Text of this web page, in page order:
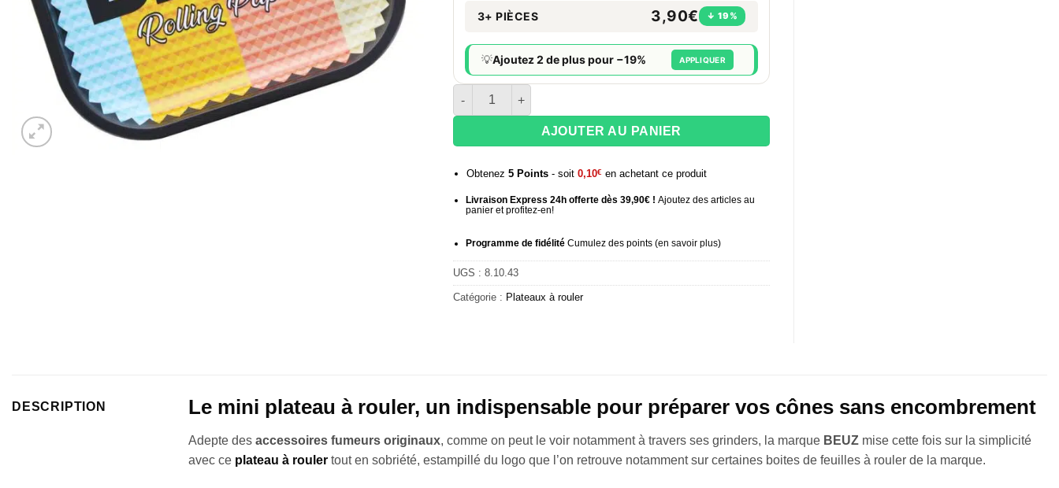
3+ PIÈCES 3,90€ ↓ 19%
💡Ajoutez 2 de plus pour −19% APPLIQUER
quantité de Mini Plateau à rouler en métal BEUZ - Blanc
AJOUTER AU PANIER
Obtenez 5Points- soit 0,10€ en achetant ce produit
Livraison Express 24h offerte dès 39,90€ ! Ajoutez des articles au
panier et profitez-en!
Programme de fidélitéCumulez des points (en savoir plus)
UGS : 8.10.43
Catégorie : Plateaux à rouler
DESCRIPTION Le mini plateau à rouler, un indispensable pour préparer vos cônes sans encombrement
Adepte des accessoires fumeurs originaux, comme on peut le voir notamment à travers ses grinders, la marque BEUZ mise cette fois sur la simplicité
avec ce plateau à rouler tout en sobriété, estampillé du logo que l’on retrouve notamment sur certaines boites de feuilles à rouler de la marque.